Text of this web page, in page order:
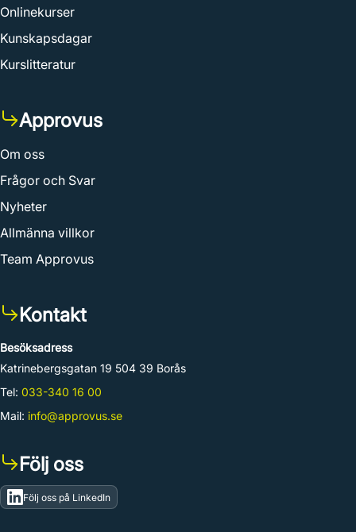
Onlinekurser
Kunskapsdagar
Kurslitteratur
Approvus
Om oss
Frågor och Svar
Nyheter
Allmänna villkor
Team Approvus
Kontakt
Besöksadress
Katrinebergsgatan 19 504 39 Borås
Tel: 033-340 16 00
Mail: info@approvus.se
Följ oss
Följ oss på LinkedIn